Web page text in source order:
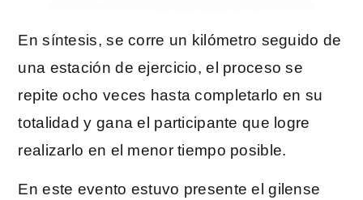
En síntesis, se corre un kilómetro seguido de
una estación de ejercicio, el proceso se
repite ocho veces hasta completarlo en su
totalidad y gana el participante que logre
realizarlo en el menor tiempo posible.
En este evento estuvo presente el gilense